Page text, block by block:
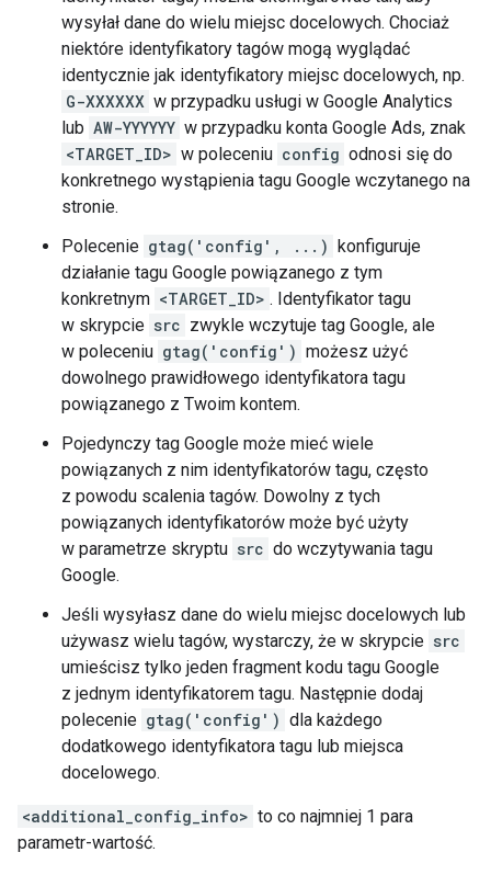
wysyłał dane do wielu miejsc docelowych. Chociaż
niektóre identyfikatory tagów mogą wyglądać
identycznie jak identyfikatory miejsc docelowych, np.
G-XXXXXX w przypadku usługi w Google Analytics
lub AW-YYYYYY w przypadku konta Google Ads, znak
<TARGET_ID> w poleceniu config odnosi się do
konkretnego wystąpienia tagu Google wczytanego na
stronie.
Polecenie gtag('config', ...) konfiguruje
działanie tagu Google powiązanego z tym
konkretnym <TARGET_ID> . Identyfikator tagu
w skrypcie src zwykle wczytuje tag Google, ale
w poleceniu gtag('config') możesz użyć
dowolnego prawidłowego identyfikatora tagu
powiązanego z Twoim kontem.
Pojedynczy tag Google może mieć wiele
powiązanych z nim identyfikatorów tagu, często
z powodu scalenia tagów. Dowolny z tych
powiązanych identyfikatorów może być użyty
w parametrze skryptu src do wczytywania tagu
Google.
Jeśli wysyłasz dane do wielu miejsc docelowych lub
używasz wielu tagów, wystarczy, że w skrypcie src
umieścisz tylko jeden fragment kodu tagu Google
z jednym identyfikatorem tagu. Następnie dodaj
polecenie gtag('config') dla każdego
dodatkowego identyfikatora tagu lub miejsca
docelowego.
<additional_config_info> to co najmniej 1 para
parametr-wartość.